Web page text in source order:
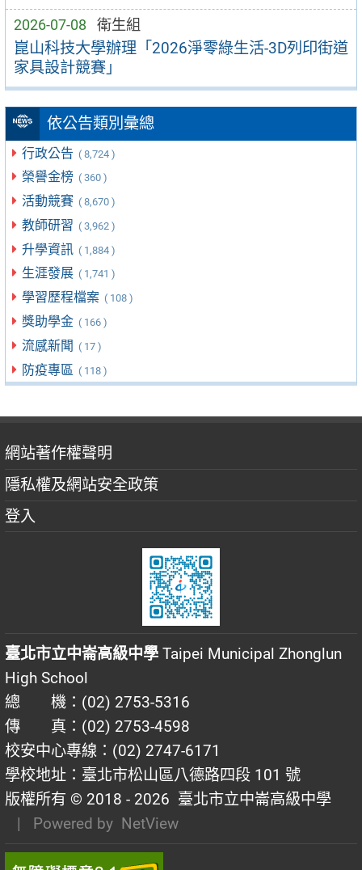
2026-07-08 衛生組
崑山科技大學辦理「2026淨零綠生活-3D列印街道
家具設計競賽」
依公告類別彙總
行政公告 ( 8,724 )
榮譽金榜 ( 360 )
活動競賽 ( 8,670 )
教師研習 ( 3,962 )
升學資訊 ( 1,884 )
生涯發展 ( 1,741 )
學習歷程檔案 ( 108 )
獎助學金 ( 166 )
流感新聞 ( 17 )
防疫專區 ( 118 )
網站著作權聲明
隱私權及網站安全政策
登入
臺北市立中崙高級中學 Taipei Municipal Zhonglun
High School
總 機：(02) 2753-5316
傳 真：(02) 2753-4598
校安中心專線：(02) 2747-6171
學校地址：臺北市松山區八德路四段 101 號
版權所有 © 2018 - 2026 臺北市立中崙高級中學
| Powered by NetView